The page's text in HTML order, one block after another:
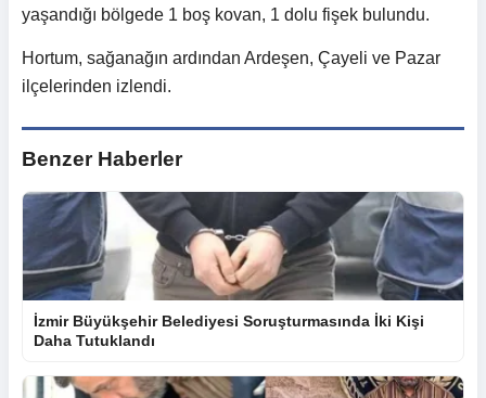
yaşandığı bölgede 1 boş kovan, 1 dolu fişek bulundu.
Hortum, sağanağın ardından Ardeşen, Çayeli ve Pazar
ilçelerinden izlendi.
Benzer Haberler
İzmir Büyükşehir Belediyesi Soruşturmasında İki Kişi
Daha Tutuklandı